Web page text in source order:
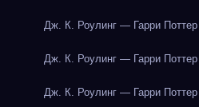
Дж. К. Роулинг — Гарри
Дж. К. Роулинг — Гарри
Дж. К. Роулинг — Гарри